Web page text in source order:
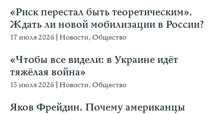
«Риск перестал быть теоретическим».
Ждать ли новой мобилизации в России?
17 июля 2026 Новости,Общество
«Чтобы все видели: в Украине идёт
тяжёлая война»
15 июля 2026 Новости,Общество
Яков Фрейдин. Почему американцы